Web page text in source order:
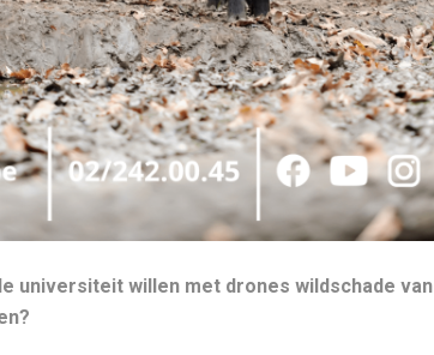
universiteit willen met drones wildschade van